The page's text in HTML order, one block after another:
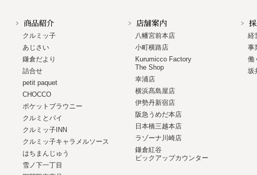
商品紹介
クルミッ子
あじさい
鎌倉だより
詰合せ
petit paquet
CHOCCO
ポケットブラウニー
クルミとパイ
クルミッ子INN
クルミッ子キャラメルソース
はちまんじゅう
雪ノ下一丁目
店舗案内
八幡宮前本店
小町横路店
Kurumicco Factory
The Shop
幸浦店
横浜髙島屋店
伊勢丹新宿店
阪急うめだ本店
日本橋三越本店
ラゾーナ川崎店
鎌倉紅谷
ピックアップカウンター
経
事
働
坂